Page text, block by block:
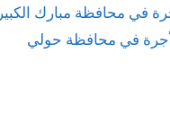
في محافظة مبارك الكبير
في محافظة حولي